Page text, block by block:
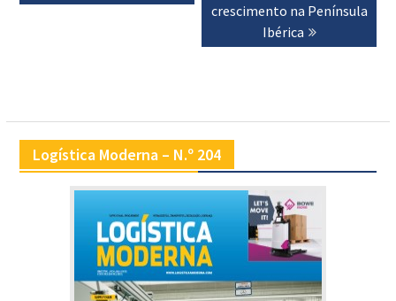
crescimento na Península
Ibérica
Logística Moderna – N.º 204